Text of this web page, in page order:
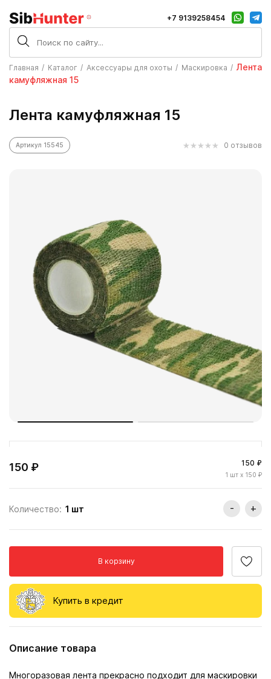
+7 9139258454
Главная Каталог Аксессуары для охоты Маскировка
Лента
камуфляжная 15
Лента камуфляжная 15
Артикул 15545 0 отзывов
150 ₽ 150 ₽
1 шт x 150 ₽
Количество: 1 шт - +
В корзину
Купить в кредит
Описание товара
Многоразовая лента прекрасно подходит для маскировки